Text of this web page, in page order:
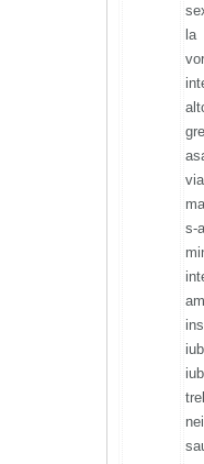
la
s-